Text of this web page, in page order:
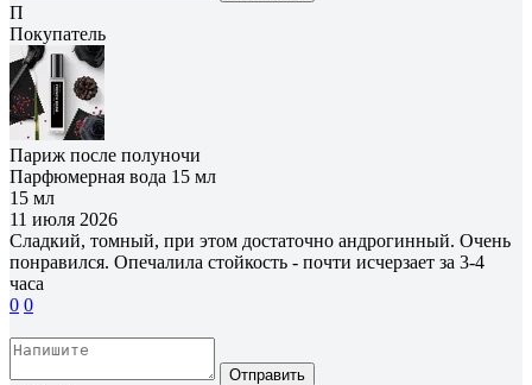
П
Покупатель
Париж после полуночи
Парфюмерная вода 15 мл
15 мл
11 июля 2026
Сладкий, томный, при этом достаточно андрогинный. Очень
понравился. Опечалила стойкость - почти исчерзает за 3-4
часа
0 0
Отправить